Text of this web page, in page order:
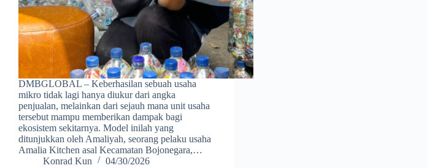
DMBGLOBAL – Keberhasilan sebuah usaha
mikro tidak lagi hanya diukur dari angka
penjualan, melainkan dari sejauh mana unit usaha
tersebut mampu memberikan dampak bagi
ekosistem sekitarnya. Model inilah yang
ditunjukkan oleh Amaliyah, seorang pelaku usaha
Amalia Kitchen asal Kecamatan Bojonegara,…
Konrad Kun
04/30/2026